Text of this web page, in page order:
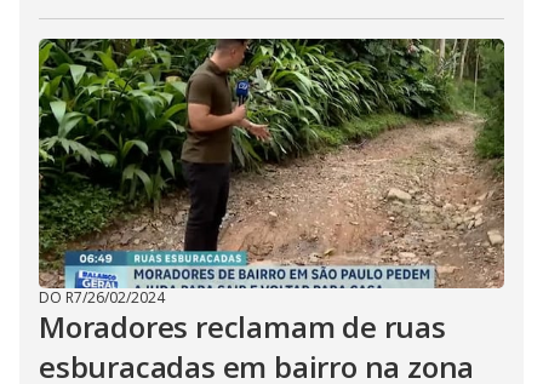
DO R7/26/02/2024
Moradores reclamam de ruas
esburacadas em bairro na zona